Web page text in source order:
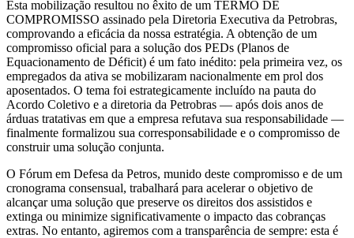
Esta mobilização resultou no êxito de um TERMO DE
COMPROMISSO assinado pela Diretoria Executiva da Petrobras,
comprovando a eficácia da nossa estratégia. A obtenção de um
compromisso oficial para a solução dos PEDs (Planos de
Equacionamento de Déficit) é um fato inédito: pela primeira vez, os
empregados da ativa se mobilizaram nacionalmente em prol dos
aposentados. O tema foi estrategicamente incluído na pauta do
Acordo Coletivo e a diretoria da Petrobras — após dois anos de
árduas tratativas em que a empresa refutava sua responsabilidade —
finalmente formalizou sua corresponsabilidade e o compromisso de
construir uma solução conjunta.
O Fórum em Defesa da Petros, munido deste compromisso e de um
cronograma consensual, trabalhará para acelerar o objetivo de
alcançar uma solução que preserve os direitos dos assistidos e
extinga ou minimize significativamente o impacto das cobranças
extras. No entanto, agiremos com a transparência de sempre: esta é